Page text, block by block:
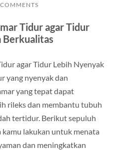
Tidur agar Tidur
Berkualitas
agar Tidur Lebih Nyenyak
yang nyenyak dan
yang tepat dapat
rileks dan membantu tubuh
tertidur. Berikut sepuluh
kamu lakukan untuk menata
dan meningkatkan